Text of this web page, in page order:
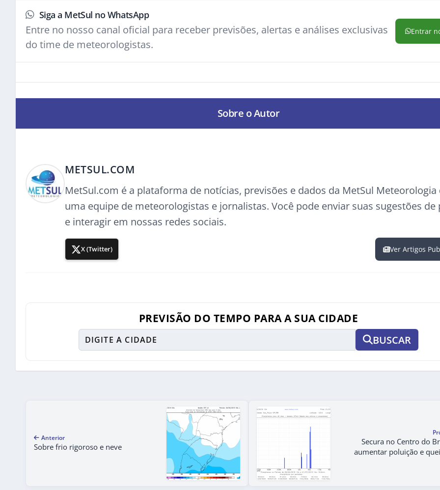
Siga a MetSul no WhatsApp
Entre no nosso canal oficial para receber previsões, alertas e análises exclusivas
do time de meteorologistas.
Entrar
Sobre o Autor
METSUL.COM
MetSul.com é a plataforma de notícias, previsões e dados da MetSul Meteorologia
uma equipe de meteorologistas e jornalistas. Você pode enviar suas sugestões de
e interagir em nossas redes sociais.
X (Twitter) Ver Artigos
PREVISÃO DO TEMPO PARA A SUA CIDADE
BUSCAR
Anterior
Sobre frio rigoroso e neve
Secura no Centro do
aumentar poluição e